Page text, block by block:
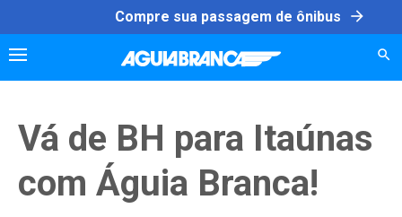
to
content
Compre sua passagem de ônibus arrow_forward
Vá de BH para Itaúnas
com Águia Branca!